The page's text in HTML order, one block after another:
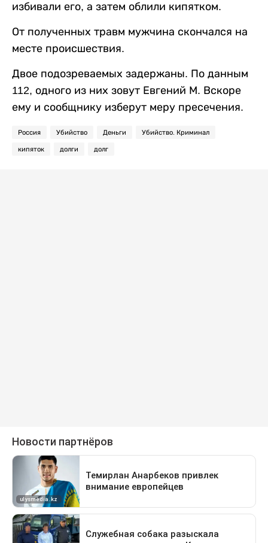
избивали его, а затем облили кипятком.
От полученных травм мужчина скончался на
месте происшествия.
Двое подозреваемых задержаны. По данным
112, одного из них зовут Евгений М. Вскоре
ему и сообщнику изберут меру пресечения.
Россия Убийство Деньги Убийство. Криминал
кипяток долги долг